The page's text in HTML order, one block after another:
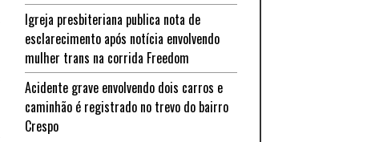
Igreja presbiteriana publica nota de
esclarecimento após notícia envolvendo
mulher trans na corrida Freedom
Acidente grave envolvendo dois carros e
caminhão é registrado no trevo do bairro
Crespo